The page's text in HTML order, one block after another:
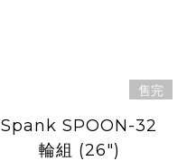
售完
Spank SPOON-32
輪組 (26")